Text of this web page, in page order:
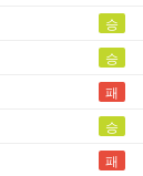
승
승
패
승
패